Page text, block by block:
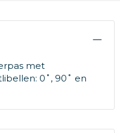
met
0˚, 90˚ en